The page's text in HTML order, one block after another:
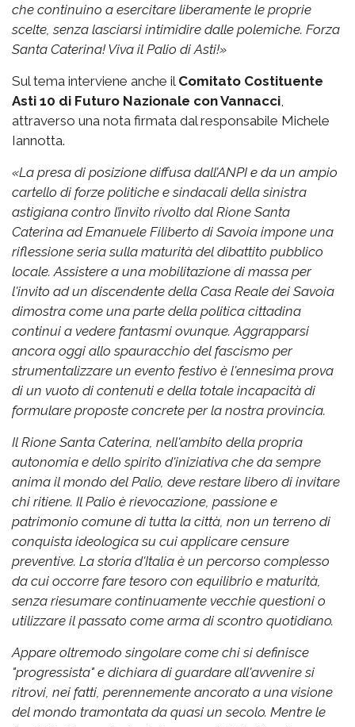
che continuino a esercitare liberamente le proprie
scelte, senza lasciarsi intimidire dalle polemiche. Forza
Santa Caterina! Viva il Palio di Asti!»
Sul tema interviene anche il Comitato Costituente
Asti 10 di Futuro Nazionale con Vannacci
attraverso una nota firmata dal responsabile Michele
Iannotta.
«La presa di posizione diffusa dall’ANPI e da un ampio
cartello di forze politiche e sindacali della sinistra
astigiana contro l’invito rivolto dal Rione Santa
Caterina ad Emanuele Filiberto di Savoia impone una
riflessione seria sulla maturità del dibattito pubblico
locale. Assistere a una mobilitazione di massa per
l'invito ad un discendente della Casa Reale dei Savoia
dimostra come una parte della politica cittadina
continui a vedere fantasmi ovunque. Aggrapparsi
ancora oggi allo spauracchio del fascismo per
strumentalizzare un evento festivo è l'ennesima prova
di un vuoto di contenuti e della totale incapacità di
formulare proposte concrete per la nostra provincia.
Il Rione Santa Caterina, nell'ambito della propria
autonomia e dello spirito d'iniziativa che da sempre
anima il mondo del Palio, deve restare libero di invitare
chi ritiene. Il Palio è rievocazione, passione e
patrimonio comune di tutta la città, non un terreno di
conquista ideologica su cui applicare censure
preventive. La storia d'Italia è un percorso complesso
da cui occorre fare tesoro con equilibrio e maturità,
senza riesumare continuamente vecchie questioni o
utilizzare il passato come arma di scontro quotidiano.
Appare oltremodo singolare come chi si definisce
"progressista" e dichiara di guardare all'avvenire si
ritrovi, nei fatti, perennemente ancorato a una visione
del mondo tramontata da quasi un secolo. Mentre le